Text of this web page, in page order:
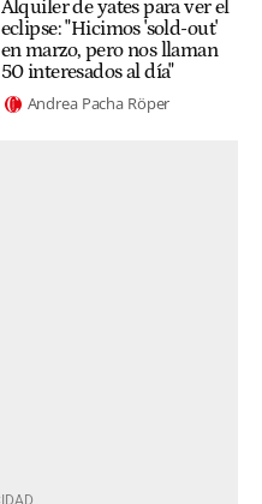
Alquiler de yates para ver el
eclipse: "Hicimos 'sold-out'
en marzo, pero nos llaman
50 interesados al día"
Andrea Pacha Röper